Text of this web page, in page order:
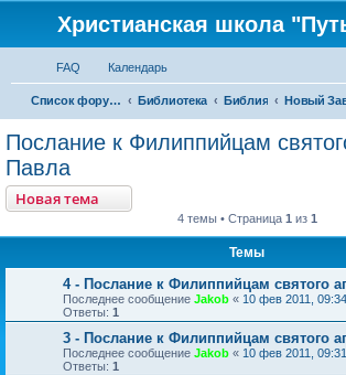
Христианская школа
FAQ Календарь
Список форумов Библиотека Библия Новый
Послание к Филиппийцам
Павла
Новая тема
4 темы • Страница 1 из 1
Темы
4 - Послание к Филиппийцам святого
Последнее сообщение Jakob « 10 фев 2011, 09:34
Ответы: 1
3 - Послание к Филиппийцам святого
Последнее сообщение Jakob « 10 фев 2011, 09:31
Ответы: 1